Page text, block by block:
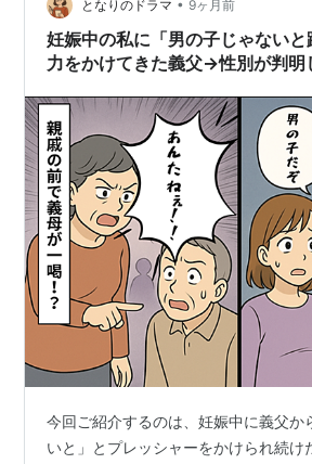
感、という感情の導線に自然と乗せら
その導線を「乗るもの」としてではな
もの」として見ていた。 このと…
となりのドラマ • 9ヶ月前
妊娠中の私に「男の子じゃない
力をかけてきた義父→性別が判明
今回ご紹介するのは、妊娠中に義父か
いと」とプレッシャーをかけられ続け